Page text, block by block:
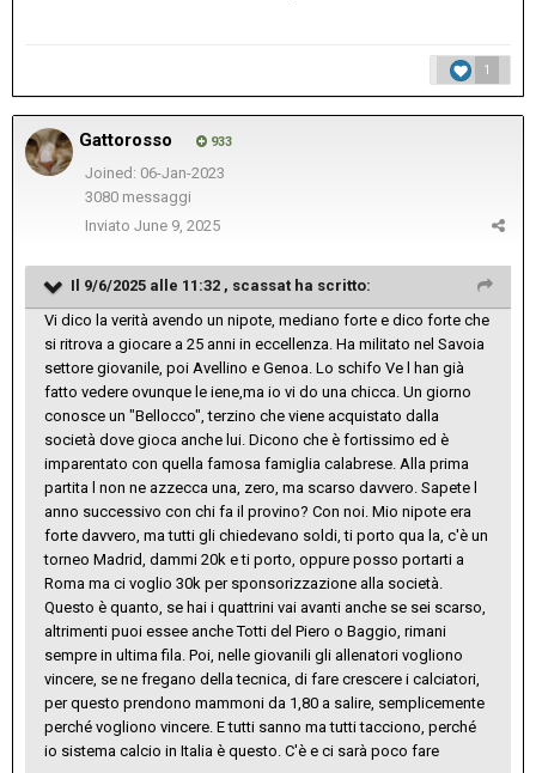
1
Gattorosso 933
Joined: 06-Jan-2023
3080 messaggi
Inviato June 9, 2025
Il 9/6/2025 alle 11:32 , scassat ha scritto:
Vi dico la verità avendo un nipote, mediano forte e dico forte che
si ritrova a giocare a 25 anni in eccellenza. Ha militato nel Savoia
settore giovanile, poi Avellino e Genoa. Lo schifo Ve l han già
fatto vedere ovunque le iene,ma io vi do una chicca. Un giorno
conosce un "Bellocco", terzino che viene acquistato dalla
società dove gioca anche lui. Dicono che è fortissimo ed è
imparentato con quella famosa famiglia calabrese. Alla prima
partita l non ne azzecca una, zero, ma scarso davvero. Sapete l
anno successivo con chi fa il provino? Con noi. Mio nipote era
forte davvero, ma tutti gli chiedevano soldi, ti porto qua la, c'è un
torneo Madrid, dammi 20k e ti porto, oppure posso portarti a
Roma ma ci voglio 30k per sponsorizzazione alla società.
Questo è quanto, se hai i quattrini vai avanti anche se sei scarso,
altrimenti puoi essee anche Totti del Piero o Baggio, rimani
sempre in ultima fila. Poi, nelle giovanili gli allenatori vogliono
vincere, se ne fregano della tecnica, di fare crescere i calciatori,
per questo prendono mammoni da 1,80 a salire, semplicemente
perché vogliono vincere. E tutti sanno ma tutti tacciono, perché
io sistema calcio in Italia è questo. C'è e ci sarà poco fare